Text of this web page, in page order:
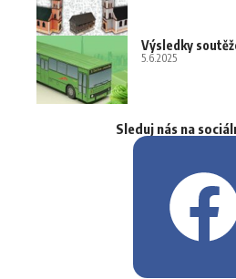
Výsledky
5.6.2025
Sleduj nás na